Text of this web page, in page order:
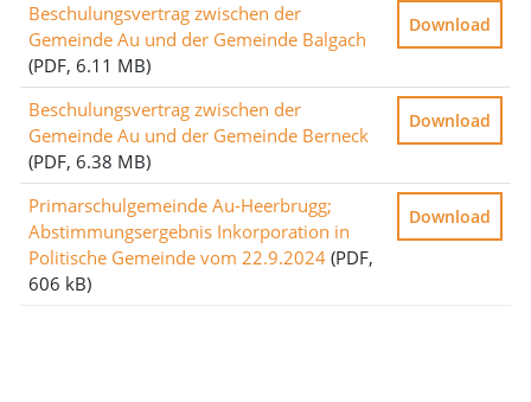
Beschulungsvertrag zwischen der
Gemeinde Au und der Gemeinde Balgach
(PDF, 6.11 MB)
Download
Beschulungsvertrag zwischen der
Gemeinde Au und der Gemeinde Berneck
(PDF, 6.38 MB)
Download
Primarschulgemeinde Au-Heerbrugg;
Abstimmungsergebnis Inkorporation in
Politische Gemeinde vom 22.9.2024 (PDF,
606 kB)
Download